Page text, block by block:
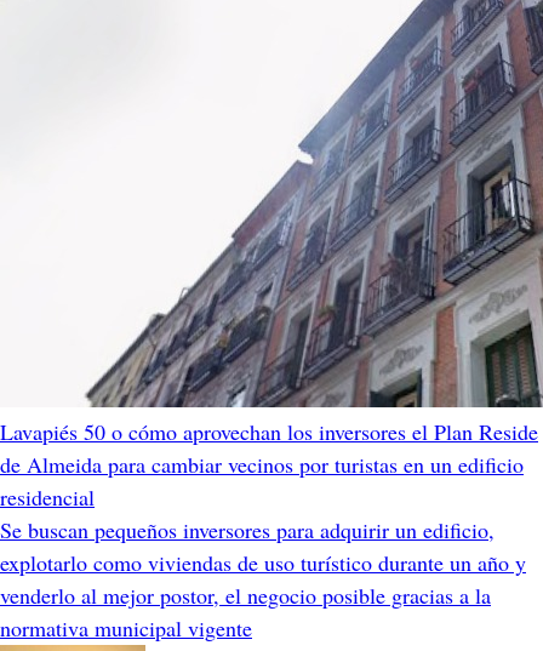
Lavapiés 50 o cómo aprovechan los inversores el Plan Reside
de Almeida para cambiar vecinos por turistas en un edificio
residencial
Se buscan pequeños inversores para adquirir un edificio,
explotarlo como viviendas de uso turístico durante un año y
venderlo al mejor postor, el negocio posible gracias a la
normativa municipal vigente